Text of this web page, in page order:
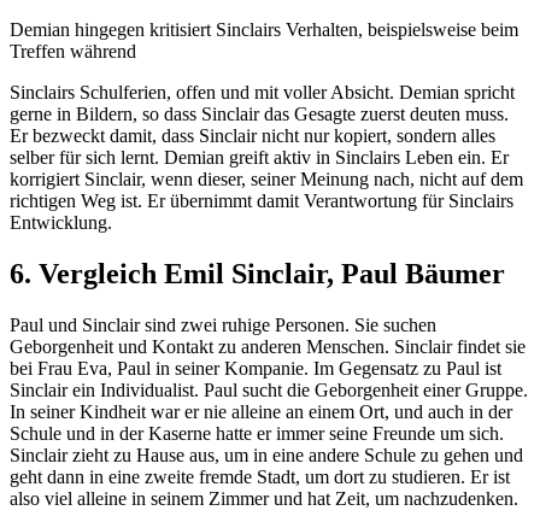
Demian hingegen kritisiert Sinclairs Verhalten, beispielsweise beim
Treffen während
Sinclairs Schulferien, offen und mit voller Absicht. Demian spricht
gerne in Bildern, so dass Sinclair das Gesagte zuerst deuten muss.
Er bezweckt damit, dass Sinclair nicht nur kopiert, sondern alles
selber für sich lernt. Demian greift aktiv in Sinclairs Leben ein. Er
korrigiert Sinclair, wenn dieser, seiner Meinung nach, nicht auf dem
richtigen Weg ist. Er übernimmt damit Verantwortung für Sinclairs
Entwicklung.
6. Vergleich Emil Sinclair, Paul Bäumer
Paul und Sinclair sind zwei ruhige Personen. Sie suchen
Geborgenheit und Kontakt zu anderen Menschen. Sinclair findet sie
bei Frau Eva, Paul in seiner Kompanie. Im Gegensatz zu Paul ist
Sinclair ein Individualist. Paul sucht die Geborgenheit einer Gruppe.
In seiner Kindheit war er nie alleine an einem Ort, und auch in der
Schule und in der Kaserne hatte er immer seine Freunde um sich.
Sinclair zieht zu Hause aus, um in eine andere Schule zu gehen und
geht dann in eine zweite fremde Stadt, um dort zu studieren. Er ist
also viel alleine in seinem Zimmer und hat Zeit, um nachzudenken.